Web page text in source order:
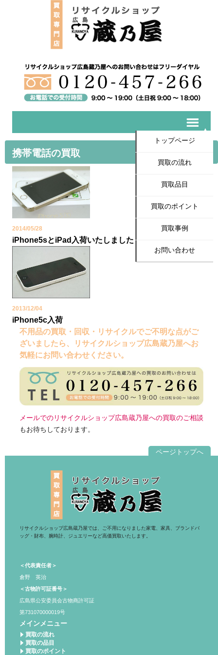
トップページ
買取の流れ
買取品目
買取のポイント
買取事例
お問い合わせ
携帯電話の買取
2014/05/28
iPhone5sとiPad入荷いたしました！
2013/12/04
iPhone5c入荷
不用品の買取・回収・リサイクルでご不明な点がご
ざいましたら、リサイクルショップ広島蔵乃屋へお
気軽にお問い合わせください。
メールでのリサイクルショップ広島蔵乃屋への買取のご相談
もお待ちしております。
ページトップへ
リサイクルショップ広島蔵乃屋では、ご不用になりました家電、家具、ブランドバ
ッグ・財布、腕時計、ジュエリーなど高価買取いたします。
＜代表責任者＞
倉野 英治
＜古物許可証番号＞
広島県公安委員会古物商許可証
第731070000019号
メインメニュー
買取の流れ
買取の品目
買取のポイント